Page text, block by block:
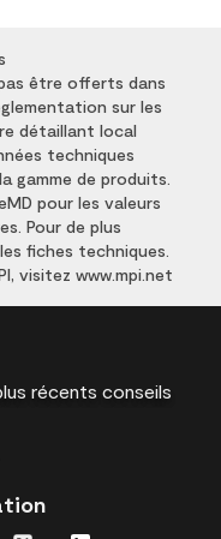
être offerts dans
sur les
détaillant local
techniques
gamme de produits.
pour les valeurs
Pour de plus
fiches techniques.
visitez www.mpi.net
récents conseils